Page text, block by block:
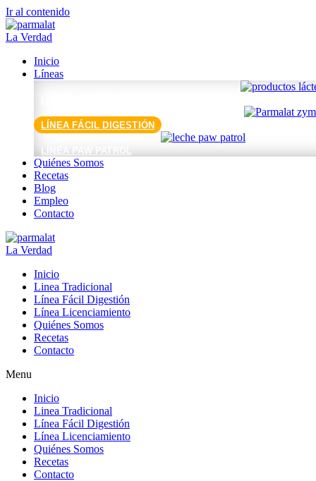
Ir al contenido
La Verdad
Inicio
Líneas
LÍNEA FÁCIL DIGESTIÓN
LÍNEA PAW PATROL
Quiénes Somos
Recetas
Blog
Empleo
Contacto
La Verdad
Inicio
Linea Tradicional
Línea Fácil Digestión
Línea Licenciamiento
Quiénes Somos
Recetas
Contacto
Menu
Inicio
Linea Tradicional
Línea Fácil Digestión
Línea Licenciamiento
Quiénes Somos
Recetas
Contacto